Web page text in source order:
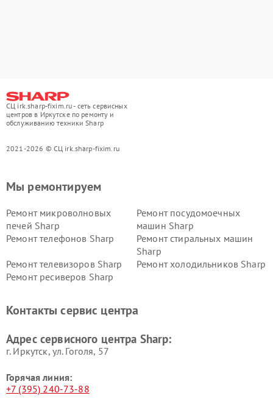
СЦ irk.sharp-fixim.ru - сеть сервисных
центров в Иркутске по ремонту и
обслуживанию техники Sharp
2021-2026 © СЦ irk.sharp-fixim.ru
Мы ремонтируем
Ремонт микроволновых
печей Sharp
Ремонт посудомоечных
машин Sharp
Ремонт телефонов Sharp
Ремонт стиральных машин
Sharp
Ремонт телевизоров Sharp
Ремонт холодильников Sharp
Ремонт ресиверов Sharp
Контакты сервис центра
Адрес сервисного центра Sharp:
г. Иркутск, ул. ​Гоголя, 57
Горячая линия:
+7 (395) 240-73-88